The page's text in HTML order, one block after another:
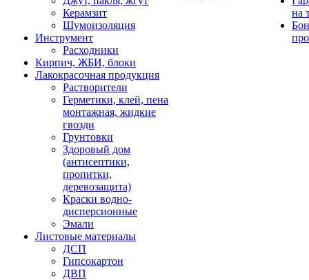
Керамзит
Шумоизоляция
Инструмент
Расходники
Кирпич, ЖБИ, блоки
Лакокрасочная продукция
Растворители
Герметики, клей, пена
монтажная, жидкие
гвозди
Грунтовки
Здоровый дом
(антисептики,
пропитки,
деревозащита)
Краски водно-
дисперсионные
Эмали
Листовые материалы
ДСП
Гипсокартон
ДВП
на